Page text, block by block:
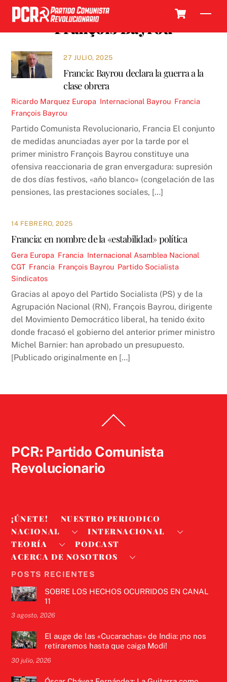
Skip
content
François Bayrou
27 JULIO, 2025
Francia: Bayrou declara la guerra a la
clase obrera
Ricardo Marquez Europa Internacional Bayrou Francia
François Bayrou
Partido Comunista Revolucionario, Francia El conjunto
de medidas anunciadas ayer por la tarde por el
primer ministro François Bayrou constituye una
ofensiva reaccionaria de gran envergadura: supresión
de dos días festivos, «año blanco» (congelación de las
pensiones, las prestaciones sociales, […]
14 FEBRERO, 2025
Francia: en nombre de la «estabilidad» política
Gera Europa Francia Internacional Asamblea Nacional
CGT, Francia François Bayrou Partido Socialista
Sindicatos
Gracias al apoyo del Partido Socialista (PS) y de la
Agrupación Nacional (RN), François Bayrou, dirigente
del Movimiento Democrático liberal, ha tenido éxito
donde fracasó el gobierno del anterior primer ministro
Michel Barnier: han aprobado un presupuesto.
[Publicado originalmente en […]
To
PCR: Partido Comunista
Revolucionario
¡ÚNETE!
NUESTRO PERIODICO
NACIONAL
INTERNACIONAL
TEORÍA
PODCAST
ACERCA DE NOSOTROS
POSTS RECIENTES
SOBRE LOS HECHOS OCURRIDOS EN CANAL
11
3 agosto, 2026
El auge de las «Cucarachas» de India: ¡no nos
retiraremos hasta que caiga Modi!
30 julio, 2026